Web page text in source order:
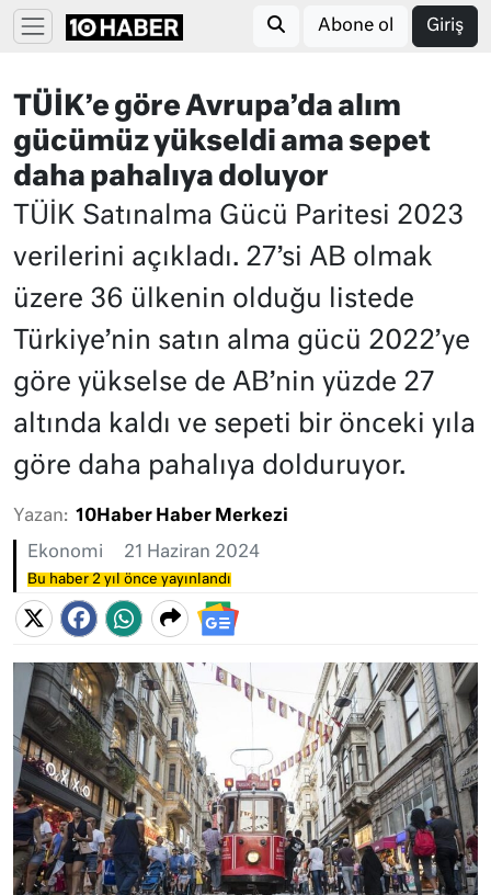
Abone ol Giriş
TÜİK’e göre Avrupa’da alım
gücümüz yükseldi ama sepet
daha pahalıya doluyor
TÜİK Satınalma Gücü Paritesi 2023
verilerini açıkladı. 27’si AB olmak
üzere 36 ülkenin olduğu listede
Türkiye’nin satın alma gücü 2022’ye
göre yükselse de AB’nin yüzde 27
altında kaldı ve sepeti bir önceki yıla
göre daha pahalıya dolduruyor.
Yazan: 10Haber Haber Merkezi
Ekonomi 21 Haziran 2024
Bu haber 2 yıl önce yayınlandı